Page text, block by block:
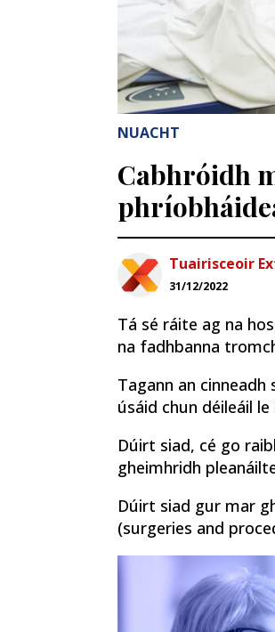
NUACHT
Cabhróidh
Tuairisceoir
31/12/2022
Tá sé ráite ag na
na fadhbanna
Tagann an
úsáid chun déileáil
Dúirt siad, cé go
gheimhridh
Dúirt siad gur mar
(surgeries and